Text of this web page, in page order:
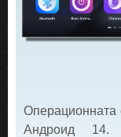
Операционната
Андроид 14.